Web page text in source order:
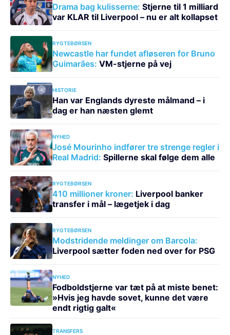
Drama bag kulisserne: Stjerne til 1 milliard
var KLAR til Liverpool – nu er alt kollapset
RYGTEBØRSEN
Newcastle har fundet afløseren for Bruno
Guimarães: VM-stjerne på vej
HISTORIE
Han var Englands dyreste målmand – i
dag er han næsten glemt
NYHED
José Mourinho indfører tre strenge regler i
Real Madrid: Spillerne skal følge dem alle
RYGTEBØRSEN
410 millioner kroner: Liverpool banker
transfer i mål – lægetjek i dag
RYGTEBØRSEN
Modstridende meldinger om Barcola:
Liverpool sætter foden ned over for PSG
NYHED
Fodboldstjerne var tæt på at miste benet:
»Hvis jeg havde sovet, kunne det være
endt rigtig galt«
TRANSFERS